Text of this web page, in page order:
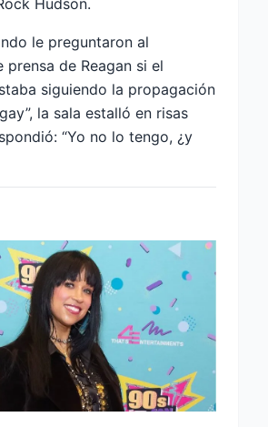
le preguntaron al
prensa de Reagan si el
siguiendo la propagación
la sala estalló en risas
“Yo no lo tengo, ¿y